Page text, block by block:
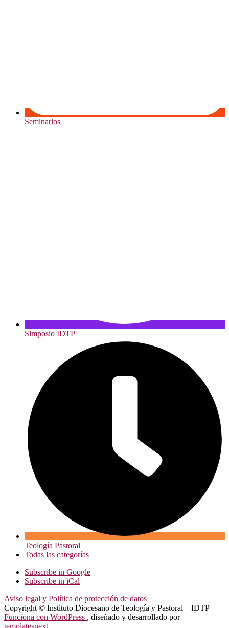
Seminarios
Simposio IDTP
Teología Pastoral
Todas las categorías
Subscribe in Google
Subscribe in iCal
Aviso legal y Política de protección de datos
Copyright © Instituto Diocesano de Teología y Pastoral – IDTP
Funciona con WordPress , diseñado y desarrollado por
templatesnext